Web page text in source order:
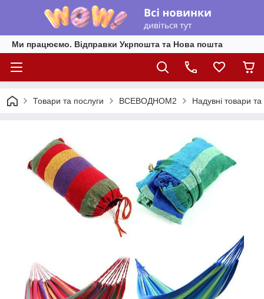
Ми працюємо. Відправки Укрпошта та Нова пошта
Товари та послуги ВСЕВОДНОМ2 Надувні товари